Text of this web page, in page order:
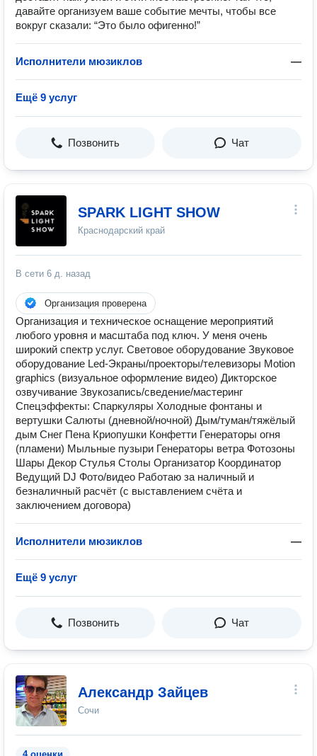
давайте организуем ваше событие мечты, чтобы все
вокруг сказали: “Это было офигенно!”
Исполнители мюзиклов —
Ещё 9 услуг
Позвонить Чат
SPARK LIGHT SHOW
Краснодарский край
В сети 6 д. назад
Организация проверена
Организация и техническое оснащение мероприятий
любого уровня и масштаба под ключ. У меня очень
широкий спектр услуг. Световое оборудование Звуковое
оборудование Led-Экраны/проекторы/телевизоры Motion
graphics (визуальное оформление видео) Дикторское
озвучивание Звукозапись/сведение/мастеринг
Спецэффекты: Спаркуляры Холодные фонтаны и
вертушки Салюты (дневной/ночной) Дым/туман/тяжёлый
дым Снег Пена Криопушки Конфетти Генераторы огня
(пламени) Мыльные пузыри Генераторы ветра Фотозоны
Шары Декор Стулья Столы Организатор Координатор
Ведущий DJ Фото/видео Работаю за наличный и
безналичный расчёт (с выставлением счёта и
заключением договора)
Исполнители мюзиклов —
Ещё 9 услуг
Позвонить Чат
Александр Зайцев
Сочи